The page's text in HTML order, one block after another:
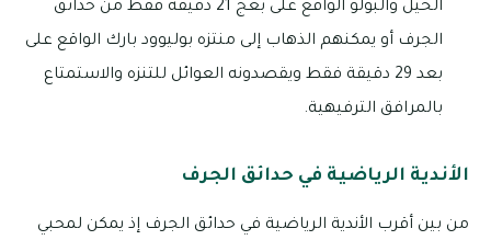
الخيل والبولو الواقع على بعج 21 دقيقة فقط من حدائق
الجرف أو يمكنهم الذهاب إلى منتزه بوليوود بارك الواقع على
بعد 29 دقيقة فقط ويقصدونه العوائل للتنزه والاستمتاع
بالمرافق الترفيهية.
الأندية الرياضية في حدائق الجرف
من بين أقرب الأندية الرياضية في حدائق الجرف إذ يمكن لمحبي